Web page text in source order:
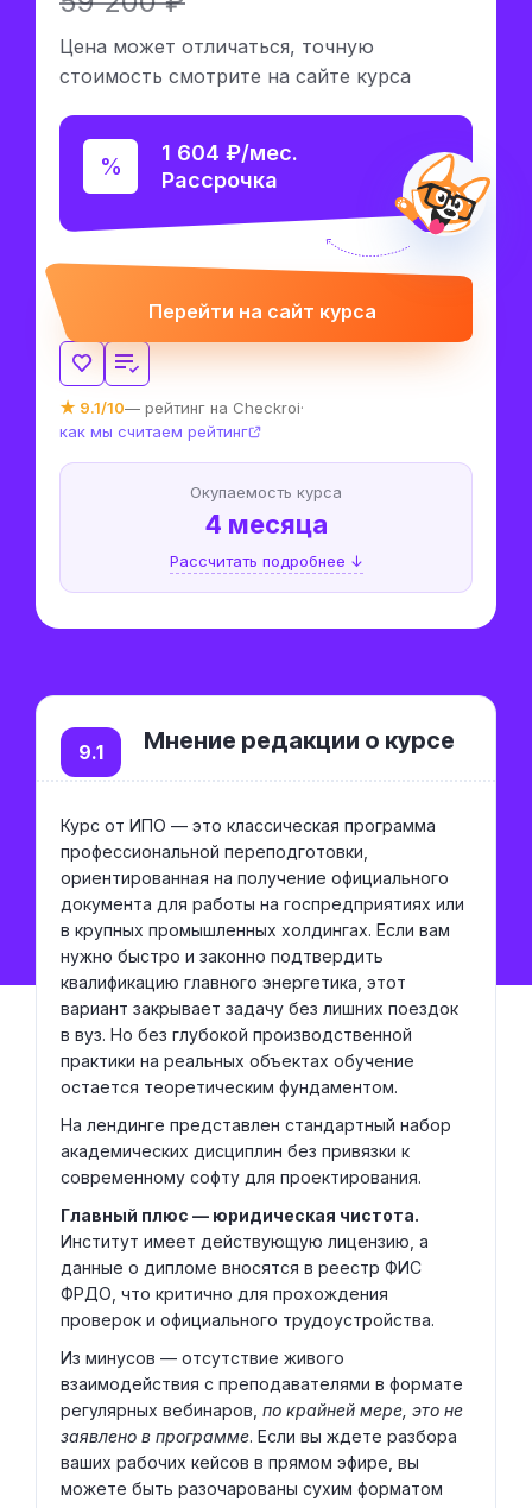
Цена может отличаться, точную
стоимость смотрите на сайте курса
1 604 ₽/мес.
Рассрочка
Перейти на сайт курса
★ 9.1/10— рейтинг на Checkroi·
как мы считаем рейтинг
Окупаемость курса
4 месяца
Рассчитать подробнее ↓
Мнение редакции о курсе
9.1
Курс от ИПО — это классическая программа
профессиональной переподготовки,
ориентированная на получение официального
документа для работы на госпредприятиях или
в крупных промышленных холдингах. Если вам
нужно быстро и законно подтвердить
квалификацию главного энергетика, этот
вариант закрывает задачу без лишних поездок
в вуз. Но без глубокой производственной
практики на реальных объектах обучение
остается теоретическим фундаментом.
На лендинге представлен стандартный набор
академических дисциплин без привязки к
современному софту для проектирования.
Главный плюс — юридическая чистота.
Институт имеет действующую лицензию, а
данные о дипломе вносятся в реестр ФИС
ФРДО, что критично для прохождения
проверок и официального трудоустройства.
Из минусов — отсутствие живого
взаимодействия с преподавателями в формате
регулярных вебинаров, по крайней мере, это не
заявлено в программе. Если вы ждете разбора
ваших рабочих кейсов в прямом эфире, вы
можете быть разочарованы сухим форматом